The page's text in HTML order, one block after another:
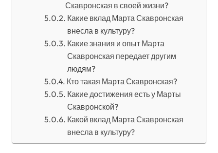
Скавронская в своей жизни?
Какие вклад Марта Скавронская
внесла в культуру?
Какие знания и опыт Марта
Скавронская передает другим
людям?
Кто такая Марта Скавронская?
Какие достижения есть у Марты
Скавронской?
Какой вклад Марта Скавронская
внесла в культуру?